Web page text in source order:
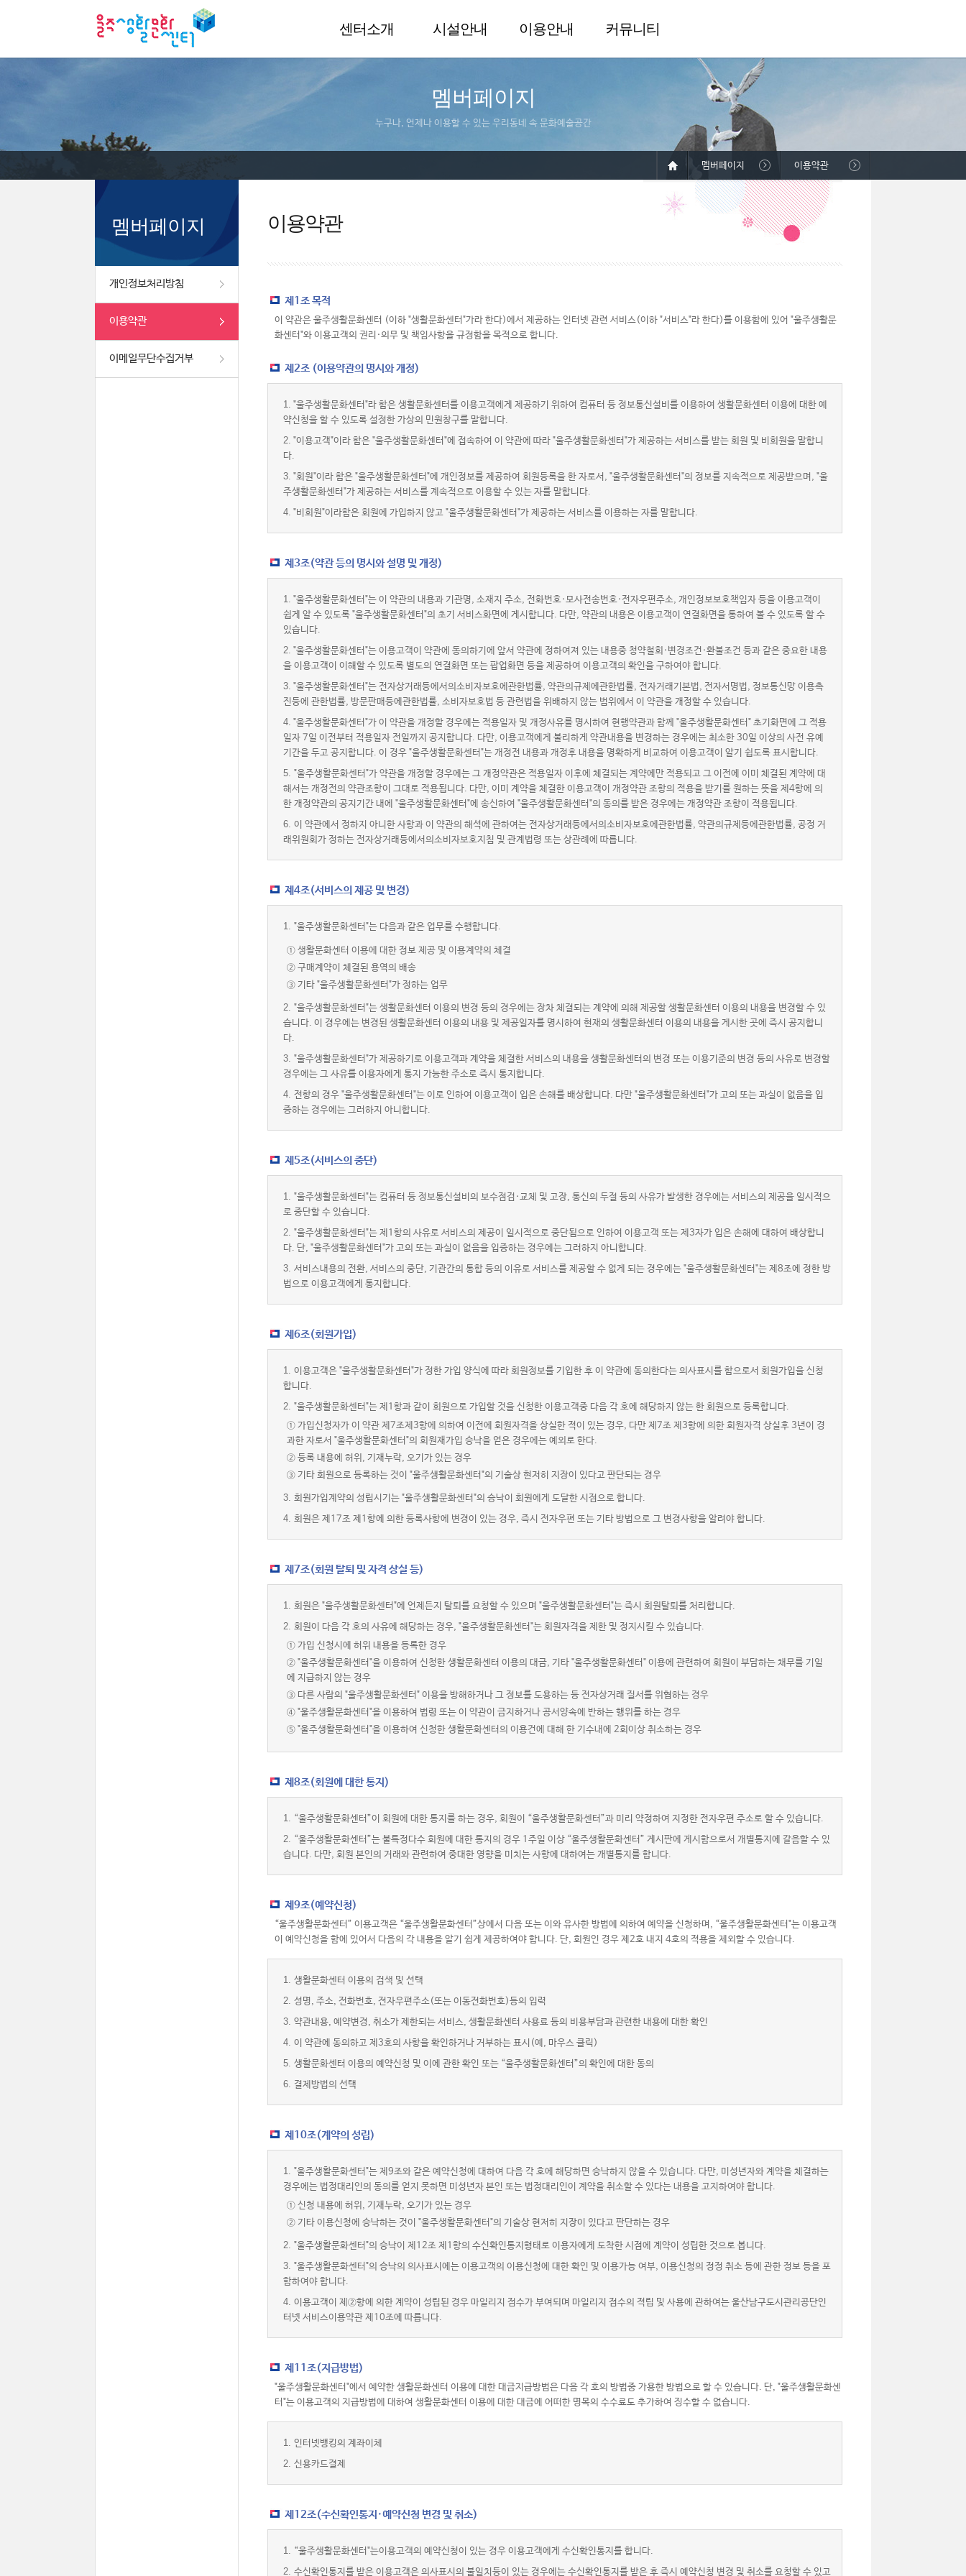
센터소개 시설안내 이용안내 커뮤니티
멤버페이지
누구나, 언제나 이용할 수 있는 우리동네 속 문화예술공간
멤버페이지
개인정보처리방침
이용약관
이메일무단수집거부
멤버페이지 이용약관
이용약관
제1조 목적
이 약관은 울주생활문화센터 (이하 "생활문화센터"가라 한다)에서 제공하는 인터넷 관련 서비스(이하 "서비스"라 한다)를 이용함에 있어 "울주생활문
화센터"와 이용고객의 권리·의무 및 책임사항을 규정함을 목적으로 합니다.
제2조 (이용약관의 명시와 개정)
1. "울주생활문화센터"라 함은 생활문화센터를 이용고객에게 제공하기 위하여 컴퓨터 등 정보통신설비를 이용하여 생활문화센터 이용에 대한 예
약신청을 할 수 있도록 설정한 가상의 민원창구를 말합니다.
2. "이용고객"이라 함은 "울주생활문화센터"에 접속하여 이 약관에 따라 "울주생활문화센터"가 제공하는 서비스를 받는 회원 및 비회원을 말합니
다.
3. "회원"이라 함은 "울주생활문화센터"에 개인정보를 제공하여 회원등록을 한 자로서, "울주생활문화센터"의 정보를 지속적으로 제공받으며, "울
주생활문화센터"가 제공하는 서비스를 계속적으로 이용할 수 있는 자를 말합니다.
4. "비회원"이라함은 회원에 가입하지 않고 "울주생활문화센터"가 제공하는 서비스를 이용하는 자를 말합니다.
제3조(약관 등의 명시와 설명 및 개정)
1. "울주생활문화센터"는 이 약관의 내용과 기관명, 소재지 주소, 전화번호·모사전송번호·전자우편주소, 개인정보보호책임자 등을 이용고객이
쉽게 알 수 있도록 "울주생활문화센터"의 초기 서비스화면에 게시합니다. 다만, 약관의 내용은 이용고객이 연결화면을 통하여 볼 수 있도록 할 수
있습니다.
2. "울주생활문화센터"는 이용고객이 약관에 동의하기에 앞서 약관에 정하여져 있는 내용중 청약철회·변경조건·환불조건 등과 같은 중요한 내용
을 이용고객이 이해할 수 있도록 별도의 연결화면 또는 팝업화면 등을 제공하여 이용고객의 확인을 구하여야 합니다.
3. "울주생활문화센터"는 전자상거래등에서의소비자보호에관한법률, 약관의규제에관한법률, 전자거래기본법, 전자서명법, 정보통신망 이용촉
진등에 관한법률, 방문판매등에관한법률, 소비자보호법 등 관련법을 위배하지 않는 범위에서 이 약관을 개정할 수 있습니다.
4. "울주생활문화센터"가 이 약관을 개정할 경우에는 적용일자 및 개정사유를 명시하여 현행약관과 함께 "울주생활문화센터" 초기화면에 그 적용
일자 7일 이전부터 적용일자 전일까지 공지합니다. 다만, 이용고객에게 불리하게 약관내용을 변경하는 경우에는 최소한 30일 이상의 사전 유예
기간을 두고 공지합니다. 이 경우 "울주생활문화센터"는 개정전 내용과 개정후 내용을 명확하게 비교하여 이용고객이 알기 쉽도록 표시합니다.
5. "울주생활문화센터"가 약관을 개정할 경우에는 그 개정약관은 적용일자 이후에 체결되는 계약에만 적용되고 그 이전에 이미 체결된 계약에 대
해서는 개정전의 약관조항이 그대로 적용됩니다. 다만, 이미 계약을 체결한 이용고객이 개정약관 조항의 적용을 받기를 원하는 뜻을 제4항에 의
한 개정약관의 공지기간 내에 "울주생활문화센터"에 송신하여 "울주생활문화센터"의 동의를 받은 경우에는 개정약관 조항이 적용됩니다.
6. 이 약관에서 정하지 아니한 사항과 이 약관의 해석에 관하여는 전자상거래등에서의소비자보호에관한법률, 약관의규제등에관한법률, 공정 거
래위원회가 정하는 전자상거래등에서의소비자보호지침 및 관계법령 또는 상관례에 따릅니다.
제4조(서비스의 제공 및 변경)
1. "울주생활문화센터"는 다음과 같은 업무를 수행합니다.
① 생활문화센터 이용에 대한 정보 제공 및 이용계약의 체결
② 구매계약이 체결된 용역의 배송
③ 기타 "울주생활문화센터"가 정하는 업무
2. "울주생활문화센터"는 생활문화센터 이용의 변경 등의 경우에는 장차 체결되는 계약에 의해 제공할 생활문화센터 이용의 내용을 변경할 수 있
습니다. 이 경우에는 변경된 생활문화센터 이용의 내용 및 제공일자를 명시하여 현재의 생활문화센터 이용의 내용을 게시한 곳에 즉시 공지합니
다.
3. "울주생활문화센터"가 제공하기로 이용고객과 계약을 체결한 서비스의 내용을 생활문화센터의 변경 또는 이용기준의 변경 등의 사유로 변경할
경우에는 그 사유를 이용자에게 통지 가능한 주소로 즉시 통지합니다.
4. 전항의 경우 "울주생활문화센터"는 이로 인하여 이용고객이 입은 손해를 배상합니다. 다만 "울주생활문화센터"가 고의 또는 과실이 없음을 입
증하는 경우에는 그러하지 아니합니다.
제5조(서비스의 중단)
1. "울주생활문화센터"는 컴퓨터 등 정보통신설비의 보수점검·교체 및 고장, 통신의 두절 등의 사유가 발생한 경우에는 서비스의 제공을 일시적으
로 중단할 수 있습니다.
2. "울주생활문화센터"는 제1항의 사유로 서비스의 제공이 일시적으로 중단됨으로 인하여 이용고객 또는 제3자가 입은 손해에 대하여 배상합니
다. 단, "울주생활문화센터"가 고의 또는 과실이 없음을 입증하는 경우에는 그러하지 아니합니다.
3. 서비스내용의 전환, 서비스의 중단, 기관간의 통합 등의 이유로 서비스를 제공할 수 없게 되는 경우에는 "울주생활문화센터"는 제8조에 정한 방
법으로 이용고객에게 통지합니다.
제6조(회원가입)
1. 이용고객은 "울주생활문화센터"가 정한 가입 양식에 따라 회원정보를 기입한 후 이 약관에 동의한다는 의사표시를 함으로서 회원가입을 신청
합니다.
2. "울주생활문화센터"는 제1항과 같이 회원으로 가입할 것을 신청한 이용고객중 다음 각 호에 해당하지 않는 한 회원으로 등록합니다.
① 가입신청자가 이 약관 제7조제3항에 의하여 이전에 회원자격을 상실한 적이 있는 경우, 다만 제7조 제3항에 의한 회원자격 상실후 3년이 경
과한 자로서 "울주생활문화센터"의 회원재가입 승낙을 얻은 경우에는 예외로 한다.
② 등록 내용에 허위, 기재누락, 오기가 있는 경우
③ 기타 회원으로 등록하는 것이 "울주생활문화센터"의 기술상 현저히 지장이 있다고 판단되는 경우
3. 회원가입계약의 성립시기는 "울주생활문화센터"의 승낙이 회원에게 도달한 시점으로 합니다.
4. 회원은 제17조 제1항에 의한 등록사항에 변경이 있는 경우, 즉시 전자우편 또는 기타 방법으로 그 변경사항을 알려야 합니다.
제7조(회원 탈퇴 및 자격 상실 등)
1. 회원은 "울주생활문화센터"에 언제든지 탈퇴를 요청할 수 있으며 "울주생활문화센터"는 즉시 회원탈퇴를 처리합니다.
2. 회원이 다음 각 호의 사유에 해당하는 경우, "울주생활문화센터"는 회원자격을 제한 및 정지시킬 수 있습니다.
① 가입 신청시에 허위 내용을 등록한 경우
② "울주생활문화센터"을 이용하여 신청한 생활문화센터 이용의 대금, 기타 "울주생활문화센터" 이용에 관련하여 회원이 부담하는 채무를 기일
에 지급하지 않는 경우
③ 다른 사람의 "울주생활문화센터" 이용을 방해하거나 그 정보를 도용하는 등 전자상거래 질서를 위협하는 경우
④ "울주생활문화센터"을 이용하여 법령 또는 이 약관이 금지하거나 공서양속에 반하는 행위를 하는 경우
⑤ "울주생활문화센터"을 이용하여 신청한 생활문화센터의 이용건에 대해 한 기수내에 2회이상 취소하는 경우
제8조(회원에 대한 통지)
1. “울주생활문화센터”이 회원에 대한 통지를 하는 경우, 회원이 “울주생활문화센터”과 미리 약정하여 지정한 전자우편 주소로 할 수 있습니다.
2. “울주생활문화센터”는 불특정다수 회원에 대한 통지의 경우 1주일 이상 “울주생활문화센터” 게시판에 게시함으로서 개별통지에 갈음할 수 있
습니다. 다만, 회원 본인의 거래와 관련하여 중대한 영향을 미치는 사항에 대하여는 개별통지를 합니다.
제9조(예약신청)
“울주생활문화센터” 이용고객은 “울주생활문화센터”상에서 다음 또는 이와 유사한 방법에 의하여 예약을 신청하며, “울주생활문화센터"는 이용고객
이 예약신청을 함에 있어서 다음의 각 내용을 알기 쉽게 제공하여야 합니다. 단, 회원인 경우 제2호 내지 4호의 적용을 제외할 수 있습니다.
1. 생활문화센터 이용의 검색 및 선택
2. 성명, 주소, 전화번호, 전자우편주소(또는 이동전화번호)등의 입력
3. 약관내용, 예약변경, 취소가 제한되는 서비스, 생활문화센터 사용료 등의 비용부담과 관련한 내용에 대한 확인
4. 이 약관에 동의하고 제3호의 사항을 확인하거나 거부하는 표시(예, 마우스 클릭)
5. 생활문화센터 이용의 예약신청 및 이에 관한 확인 또는 “울주생활문화센터”의 확인에 대한 동의
6. 결제방법의 선택
제10조(계약의 성립)
1. "울주생활문화센터"는 제9조와 같은 예약신청에 대하여 다음 각 호에 해당하면 승낙하지 않을 수 있습니다. 다만, 미성년자와 계약을 체결하는
경우에는 법정대리인의 동의를 얻지 못하면 미성년자 본인 또는 법정대리인이 계약을 취소할 수 있다는 내용을 고지하여야 합니다.
① 신청 내용에 허위, 기재누락, 오기가 있는 경우
② 기타 이용신청에 승낙하는 것이 "울주생활문화센터"의 기술상 현저히 지장이 있다고 판단하는 경우
2. "울주생활문화센터"의 승낙이 제12조 제1항의 수신확인통지형태로 이용자에게 도착한 시점에 계약이 성립한 것으로 봅니다.
3. "울주생활문화센터"의 승낙의 의사표시에는 이용고객의 이용신청에 대한 확인 및 이용가능 여부, 이용신청의 정정 취소 등에 관한 정보 등을 포
함하여야 합니다.
4. 이용고객이 제②항에 의한 계약이 성립된 경우 마일리지 점수가 부여되며 마일리지 점수의 적립 및 사용에 관하여는 울산남구도시관리공단인
터넷 서비스이용약관 제10조에 따릅니다.
제11조(지급방법)
"울주생활문화센터"에서 예약한 생활문화센터 이용에 대한 대금지급방법은 다음 각 호의 방법중 가용한 방법으로 할 수 있습니다. 단, "울주생활문화센
터"는 이용고객의 지급방법에 대하여 생활문화센터 이용에 대한 대금에 어떠한 명목의 수수료도 추가하여 징수할 수 없습니다.
1. 인터넷뱅킹의 계좌이체
2. 신용카드결제
제12조(수신확인통지·예약신청 변경 및 취소)
1. “울주생활문화센터"는이용고객의 예약신청이 있는 경우 이용고객에게 수신확인통지를 합니다.
2. 수신확인통지를 받은 이용고객은 의사표시의 불일치등이 있는 경우에는 수신확인통지를 받은 후 즉시 예약신청 변경 및 취소를 요청할 수 있고